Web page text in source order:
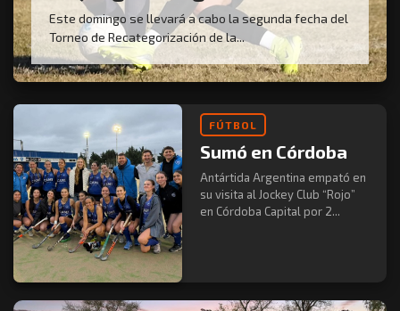
Este domingo se llevará a cabo la segunda fecha del
Torneo de Recategorización de la...
FÚTBOL
Sumó en Córdoba
Antártida Argentina empató en
su visita al Jockey Club “Rojo”
en Córdoba Capital por 2...